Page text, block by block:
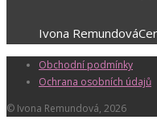
Ivona Remundová
Obchodní podmínky
Ochrana osobních údajů
© Ivona Remundová, 2026